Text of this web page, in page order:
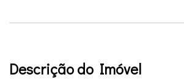
Descrição do Imóvel